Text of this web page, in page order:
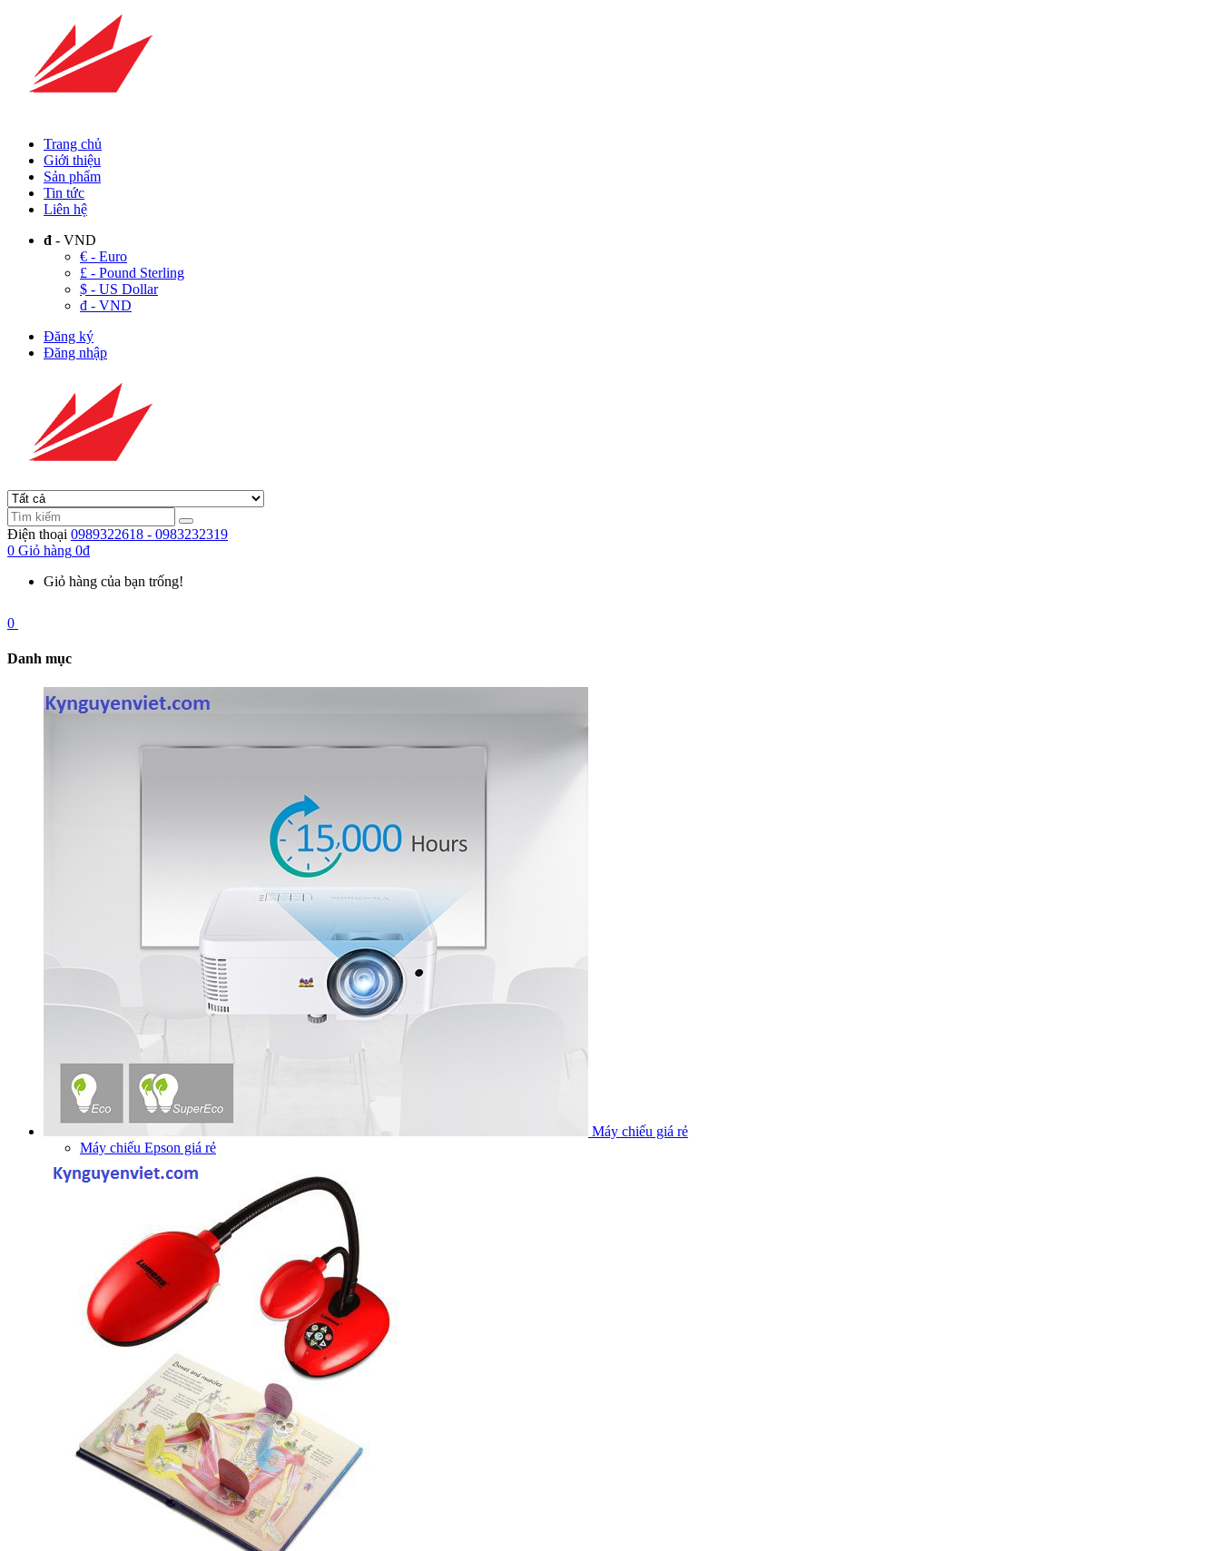
Trang chủ
Giới thiệu
Sản phẩm
Tin tức
Liên hệ
đ - VND
€ - Euro
£ - Pound Sterling
$ - US Dollar
đ - VND
Đăng ký
Đăng nhập
Điện thoại 0989322618 - 0983232319
0 Giỏ hàng 0đ
Giỏ hàng của bạn trống!
0
Danh mục
Máy chiếu giá rẻ
Máy chiếu Epson giá rẻ